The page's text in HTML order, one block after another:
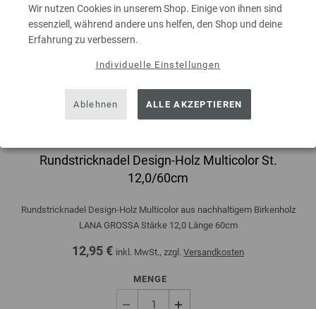
Wir nutzen Cookies in unserem Shop. Einige von ihnen sind
essenziell, während andere uns helfen, den Shop und deine
Erfahrung zu verbessern.
Individuelle Einstellungen
Ablehnen ALLE AKZEPTIEREN
Rundstricknadel Design-Holz Multicolor St.
12,0/60cm
Rundstricknadel Design-Holz Multicolor aus nachhaltigem Birkenholz
LANA GROSSA Stärke 12,0 Länge 60cm
12,95 € inkl. MwSt., zzgl. Versandkosten
MENGE